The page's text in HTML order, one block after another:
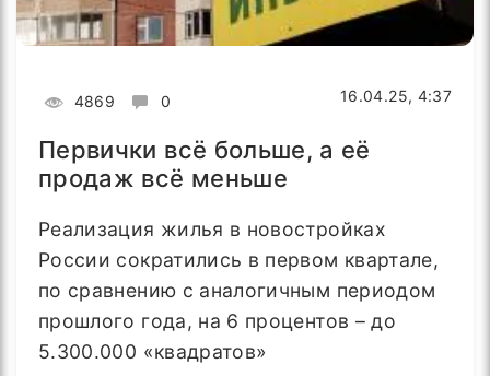
4869 0 16.04.25, 4:37
Первички всё больше, а её
продаж всё меньше
Реализация жилья в новостройках
России сократились в первом квартале,
по сравнению с аналогичным периодом
прошлого года, на 6 процентов – до
5.300.000 «квадратов»